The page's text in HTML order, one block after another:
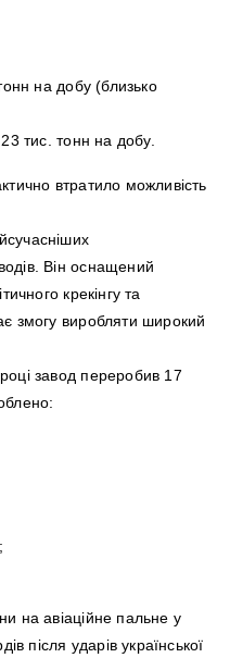
на добу (близько
тис. тонн на добу.
втратило можливість
Він оснащений
крекінгу та
змогу виробляти широкий
завод переробив 17
на авіаційне пальне у
після ударів української